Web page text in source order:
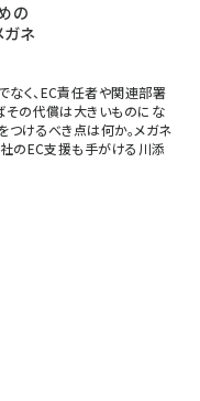
の
ガネ
く、EC責任者や関連部署
その代償は大きいものにな
つけるべき点は何か。メガネ
のEC支援も手がける川添